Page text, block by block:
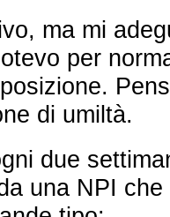
ma mi
per
di umiltà.
due
una NPI